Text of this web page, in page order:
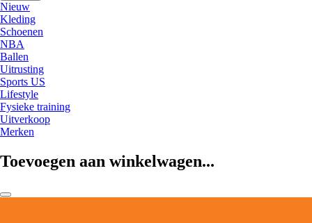
Nieuw
Kleding
Schoenen
NBA
Ballen
Uitrusting
Sports US
Lifestyle
Fysieke training
Uitverkoop
Merken
Toevoegen aan winkelwagen...